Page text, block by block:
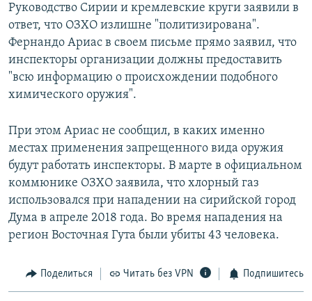
Руководство Сирии и кремлевские круги заявили в
ответ, что ОЗХО излишне "политизирована".
Фернандо Ариас в своем письме прямо заявил, что
инспекторы организации должны предоставить
"всю информацию о происхождении подобного
химического оружия".
При этом Ариас не сообщил, в каких именно
местах применения запрещенного вида оружия
будут работать инспекторы. В марте в официальном
коммюнике ОЗХО заявила, что хлорный газ
использовался при нападении на сирийской город
Дума в апреле 2018 года. Во время нападения на
регион Восточная Гута были убиты 43 человека.
Поделиться Читать без VPN Подпишитесь